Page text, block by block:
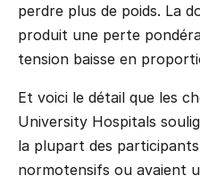
perdre plus de poids. La
produit une perte
tension baisse en
Et voici le détail que les
University Hospitals
la plupart des
normotensifs ou avaient